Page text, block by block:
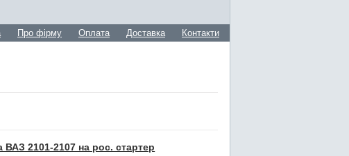
Про фірму Оплата Доставка Контакти
ВАЗ 2101-2107 на рос. стартер